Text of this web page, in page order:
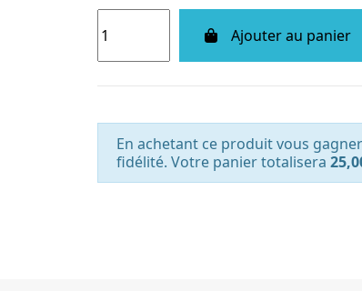
Ajouter au panier
En achetant ce produit vous
fidélité. Votre panier totalisera